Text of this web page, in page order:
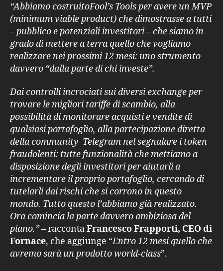
“Abbiamo costruitoFool’s Tools per avere un MVP
(minimum viable product) che dimostrasse a tutti
– pubblico e potenziali investitori – che siamo in
grado di mettere a terra quello che vogliamo
realizzare nei prossimi 12 mesi: uno strumento
davvero “dalla parte di chi investe”.
Dai controlli incrociati sui diversi exchange per
trovare le migliori tariffe di scambio, alla
possibilità di monitorare acquisti e vendite di
qualsiasi portafoglio, alla partecipazione diretta
della community Telegram nel segnalare i token
fraudolenti: tutte funzionalità che mettiamo a
disposizione degli investitori per aiutarli a
incrementare il proprio portafoglio, cercando di
tutelarli dai rischi che si corrono in questo
mondo. Tutto questo l’abbiamo già realizzato.
Ora comincia la parte davvero ambiziosa del
piano.” –raccontaFrancesco Frapporti, CEO di
Fornace, che aggiunge “Entro 12 mesi quello che
avremo sarà un prodotto world-class”.